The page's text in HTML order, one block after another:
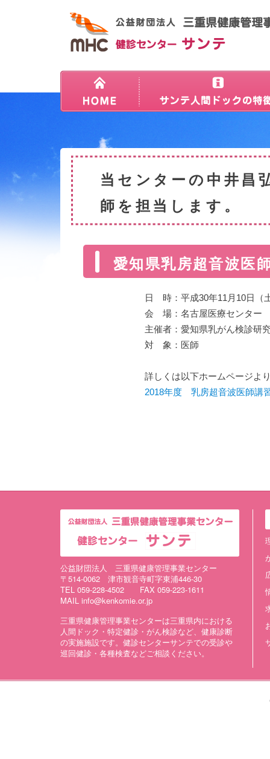
当センターの中井昌
師を担当します。
愛知県乳房超音波医
日 時：平成30年11月10日（
会 場：名古屋医療センター
主催者：愛知県乳がん検診研
対 象：医師
詳しくは以下ホームページよ
2018年度 乳房超音波医師講
公益財団法人 三重県健康管理事業センター
〒514-0062 津市観音寺町字東浦446-30
TEL 059-228-4502 FAX 059-223-1611
MAIL info@kenkomie.or.jp
三重県健康管理事業センターは三重県内における
人間ドック・特定健診・がん検診など、健康診断
の実施施設です。健診センターサンテでの受診や
巡回健診・各種検査などご相談ください。